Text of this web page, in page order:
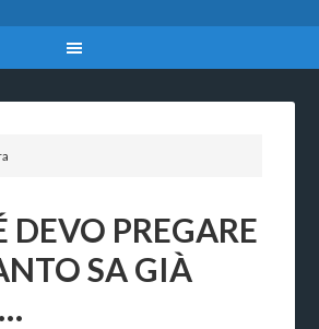
DEVO PREGARE
SA GIÀ